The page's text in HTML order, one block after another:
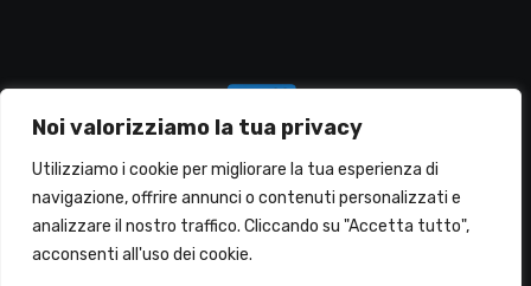
Noi valorizziamo la tua privacy
Utilizziamo i cookie per migliorare la tua esperienza di
navigazione, offrire annunci o contenuti personalizzati e
analizzare il nostro traffico. Cliccando su "Accetta tutto",
acconsenti all'uso dei cookie.
Migliori Lavatrici